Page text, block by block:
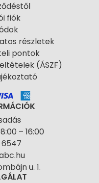
fiók
részletek
pontok
(ÁSZF)
– 16:00
6547
u. 1.